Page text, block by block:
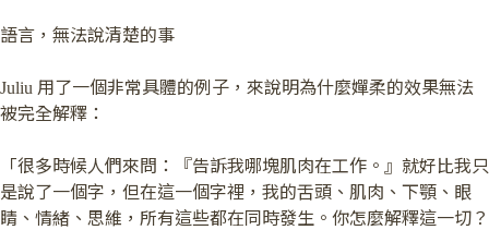
語言，無法說清楚的事
Juliu 用了一個非常具體的例子，來說明為什麼嬋柔的效果無法
被完全解釋：
「很多時候人們來問：『告訴我哪塊肌肉在工作。』就好比我只
是說了一個字，但在這一個字裡，我的舌頭、肌肉、下顎、眼
睛、情緒、思維，所有這些都在同時發生。你怎麼解釋這一切？